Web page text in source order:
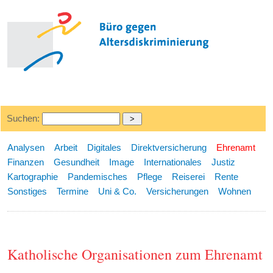
Suchen:
Analysen Arbeit Digitales Direktversicherung
Ehrenamt
Finanzen
Gesundheit Image Internationales
Justiz
Kartographie
Pandemisches Pflege Reiserei
Rente
Sonstiges
Termine Uni & Co. Versicherungen Wohnen
Katholische Organisationen zum Ehrenamt